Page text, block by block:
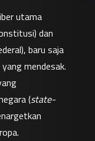
utama
baru saja
mendesak.
(state-